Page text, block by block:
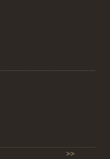
>>